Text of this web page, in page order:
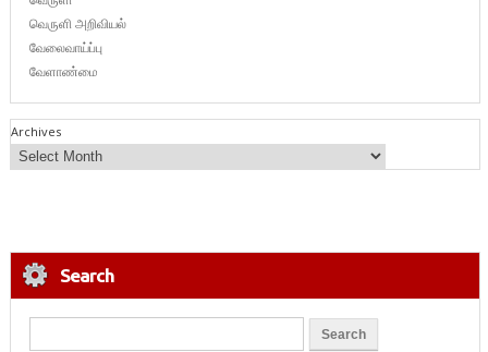
வெருளி அறிவியல்
வேலைவாய்ப்பு
வேளாண்மை
Archives
Search